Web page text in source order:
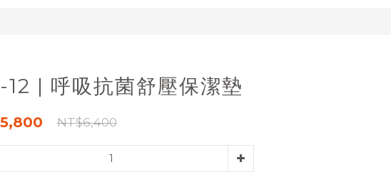
12 | 呼吸抗菌舒壓保潔墊
NT$6,400